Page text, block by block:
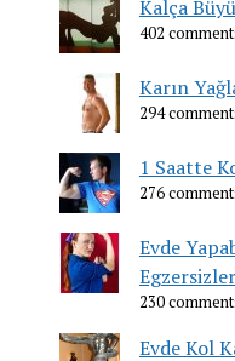
Kalça
402
Karın
294
1 Saatte
276
Evde
Egzersizler
230
Evde Kol